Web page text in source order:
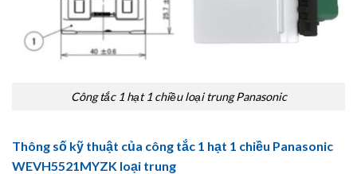
Công tắc 1 hạt 1 chiều loại trung Panasonic
Thông số kỹ thuật của công tắc 1 hạt 1 chiều Panasonic
WEVH5521MYZK loại trung